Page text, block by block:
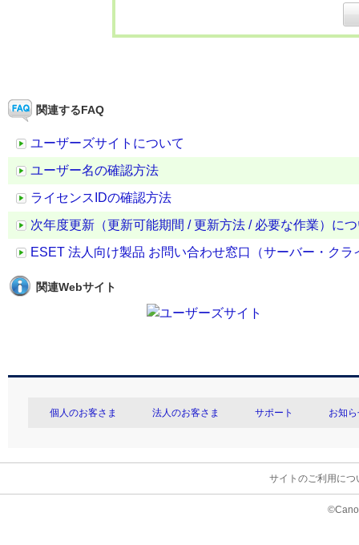
関連するFAQ
ユーザーズサイトについて
ユーザー名の確認方法
ライセンスIDの確認方法
次年度更新（更新可能期間 / 更新方法 / 必要な作業）に
ESET 法人向け製品 お問い合わせ窓口（サーバー・クラ
関連Webサイト
個人のお客さま 法人のお客さま サポート お知
サイトのご利用につ